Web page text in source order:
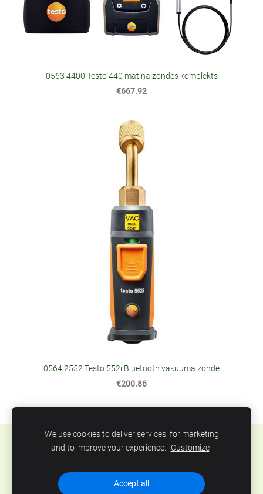
0563 4400 Testo 440 matiņa zondes komplekts
€667.92
0564 2552 Testo 552i Bluetooth vakuuma zonde
€200.86
Sīkdatnes
SIA Abero, Mūkusalas 33, Rīga, Latvija. Tel.: +371
We use cookies to deliver services, for marketing
and to improve your experience. Customize
Accept all